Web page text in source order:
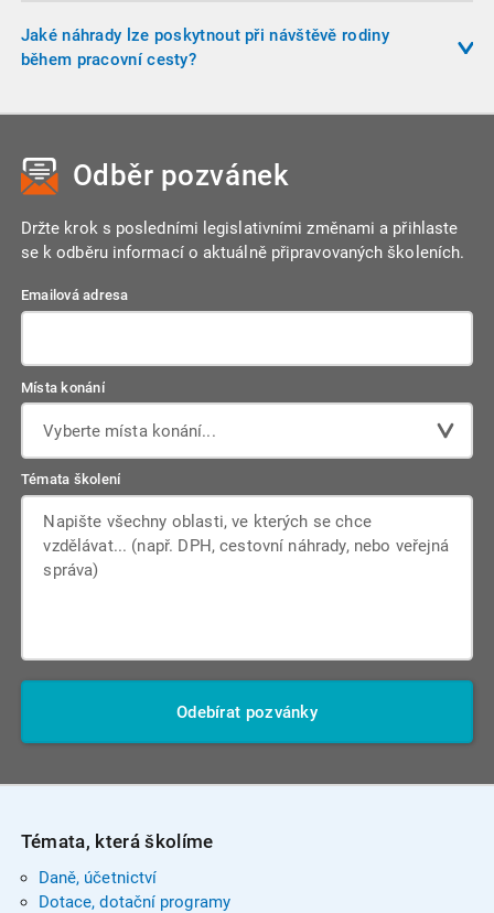
stravného.
kurzy ČNB platné v den výplaty zálohy nebo v den nástupu na
cestu. Zaměstnavatel může ve vnitřní směrnici stanovit
Jaké náhrady lze poskytnout při návštěvě rodiny
během pracovní cesty?
přepravy, pokud byla dohodnuta předem.
Odběr pozvánek
Držte krok s posledními legislativními změnami a přihlaste
se k odběru informací o aktuálně připravovaných školeních.
Emailová adresa
Místa konání
Vyberte místa konání...
Témata školení
Odebírat pozvánky
Témata, která školíme
Daně, účetnictví
Dotace, dotační programy